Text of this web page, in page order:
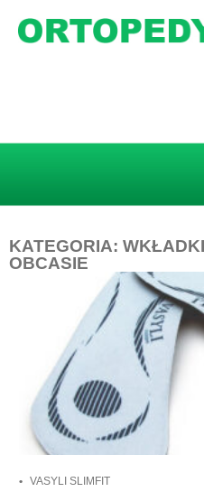
KATEGORIA:
OBCASIE
VASYLI SLIMFIT